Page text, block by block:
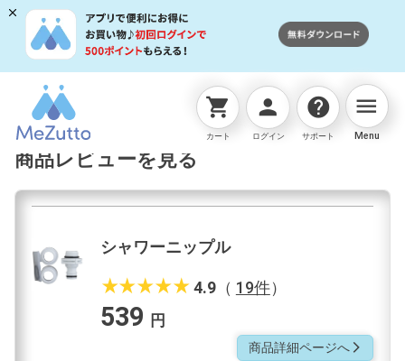
shopping_cart
カート
person
ログイン
help
サポート
menu
Menu
ネットストアTOP 蛇口用ニップル シャワーニップル
商品レビューを見る
シャワーニップル
star_ratestar_ratestar_ratestar_ratestar_rate4.9（ 19件）
539 円
商品詳細ページへarrow_forward_ios